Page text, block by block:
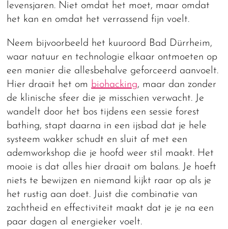
levensjaren. Niet omdat het moet, maar omdat
het kan en omdat het verrassend fijn voelt.
Neem bijvoorbeeld het kuuroord Bad Dürrheim,
waar natuur en technologie elkaar ontmoeten op
een manier die allesbehalve geforceerd aanvoelt.
Hier draait het om biohacking, maar dan zonder
de klinische sfeer die je misschien verwacht. Je
wandelt door het bos tijdens een sessie forest
bathing, stapt daarna in een ijsbad dat je hele
systeem wakker schudt en sluit af met een
ademworkshop die je hoofd weer stil maakt. Het
mooie is dat alles hier draait om balans. Je hoeft
niets te bewijzen en niemand kijkt raar op als je
het rustig aan doet. Juist die combinatie van
zachtheid en effectiviteit maakt dat je je na een
paar dagen al energieker voelt.